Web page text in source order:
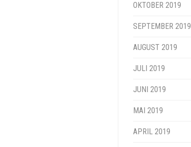
OKTOBER 2019
SEPTEMBER 2019
AUGUST 2019
JULI 2019
JUNI 2019
MAI 2019
APRIL 2019